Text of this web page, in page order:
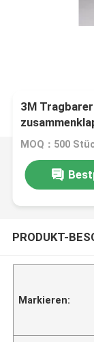
3M
Klebetisch
MOQ：500
PRODUKT-
Markieren: